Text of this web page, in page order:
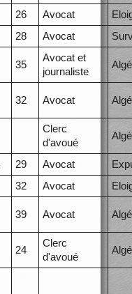
26 Avocat
28 Avocat
35
Avocat et
journaliste
32 Avocat
Clerc
d'avoué
29 Avocat
32 Avocat
39 Avocat
24
Clerc
d'avoué